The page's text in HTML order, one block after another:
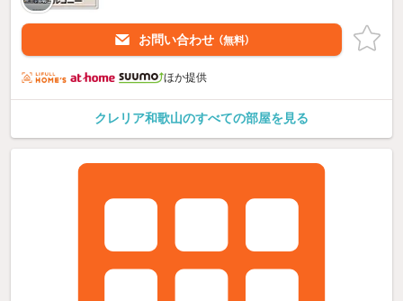
お問い合わせ （無料）
ほか提供
クレリア和歌山のすべての部屋を見る